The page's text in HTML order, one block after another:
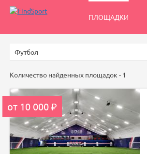
ПЛОЩАДКИ
Количество найденных площадок - 1
от 10 000 ₽